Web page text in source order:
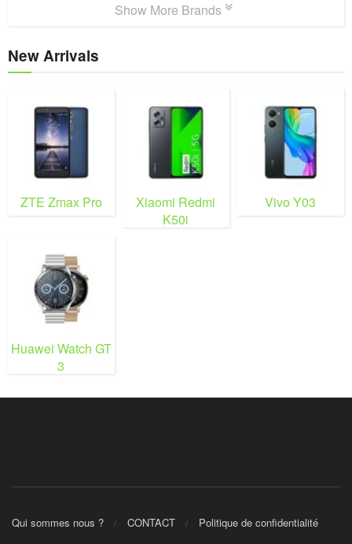
Show More Brands
New Arrivals
ZTE Zmax Pro
Xiaomi Redmi
K50i
Vivo Y03
Huawei Watch GT
3
Qui sommes nous ? CONTACT Politique de confidentialité